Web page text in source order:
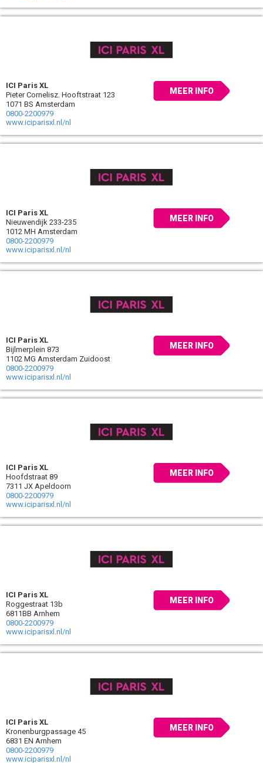
ICI Paris XL
Pieter Cornelisz. Hooftstraat 123
1071 BS Amsterdam
0800-2200979
www.iciparisxl.nl/nl
MEER INFO
ICI Paris XL
Nieuwendijk 233-235
1012 MH Amsterdam
0800-2200979
www.iciparisxl.nl/nl
MEER INFO
ICI Paris XL
Bijlmerplein 873
1102 MG Amsterdam Zuidoost
0800-2200979
www.iciparisxl.nl/nl
MEER INFO
ICI Paris XL
Hoofdstraat 89
7311 JX Apeldoorn
0800-2200979
www.iciparisxl.nl/nl
MEER INFO
ICI Paris XL
Roggestraat 13b
6811BB Arnhem
0800-2200979
www.iciparisxl.nl/nl
MEER INFO
ICI Paris XL
Kronenburgpassage 45
6831 EN Arnhem
0800-2200979
www.iciparisxl.nl/nl
MEER INFO